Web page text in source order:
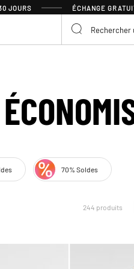
JOURS ÉCHANGE
70% Soldes
244 produits